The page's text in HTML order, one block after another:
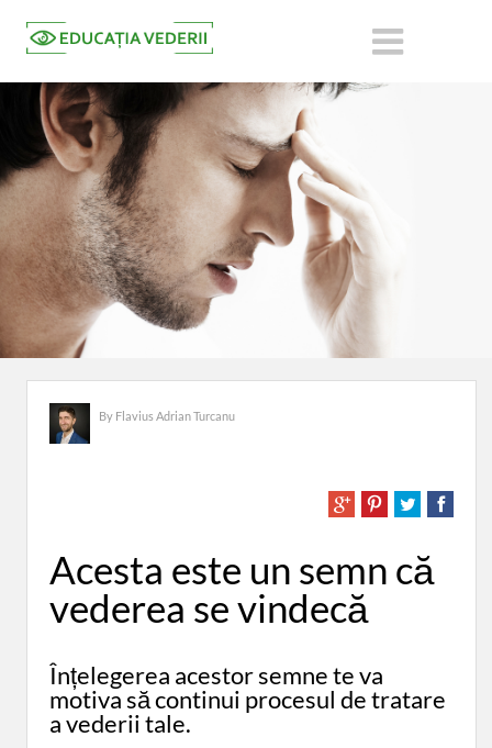
By Flavius Adrian Turcanu
Acesta este un semn că
vederea se vindecă
Înțelegerea acestor semne te va
motiva să continui procesul de tratare
a vederii tale.